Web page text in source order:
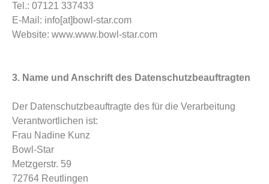
Tel.: 07121 337433
E-Mail: info[at]bowl-star.com
Website: www.www.bowl-star.com
3. Name und Anschrift des Datenschutzbeauftragten
Der Datenschutzbeauftragte des für die Verarbeitung
Verantwortlichen ist:
Frau Nadine Kunz
Bowl-Star
Metzgerstr. 59
72764 Reutlingen